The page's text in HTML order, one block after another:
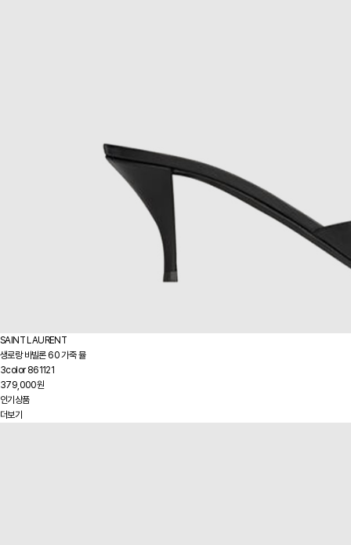
SAINT LAURENT
생로랑 바빌론 60 가죽 뮬
3color 861121
379,000원
인기상품
더보기